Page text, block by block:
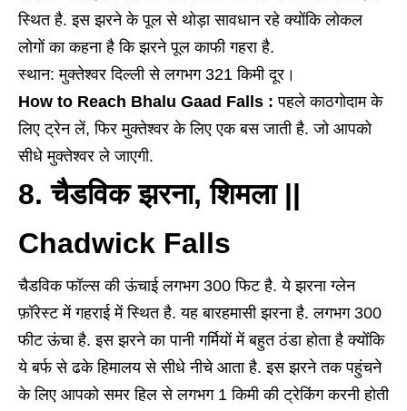
स्थित है. इस झरने के पूल से थोड़ा सावधान रहे क्योंकि लोकल
लोगों का कहना है कि झरने पूल काफी गहरा है.
स्थान: मुक्तेश्वर दिल्ली से लगभग 321 किमी दूर।
How to Reach Bhalu Gaad Falls : पहले काठगोदाम के
लिए ट्रेन लें, फिर मुक्तेश्वर के लिए एक बस जाती है. जो आपको
सीधे मुक्तेश्वर ले जाएगी.
8. चैडविक झरना, शिमला ||
Chadwick Falls
चैडविक फॉल्स की ऊंचाई लगभग 300 फिट है. ये झरना ग्लेन
फ़ॉरेस्ट में गहराई में स्थित है. यह बारहमासी झरना है. लगभग 300
फीट ऊंचा है. इस झरने का पानी गर्मियों में बहुत ठंडा होता है क्योंकि
ये बर्फ से ढके हिमालय से सीधे नीचे आता है. इस झरने तक पहुंचने
के लिए आपको समर हिल से लगभग 1 किमी की ट्रेकिंग करनी होती